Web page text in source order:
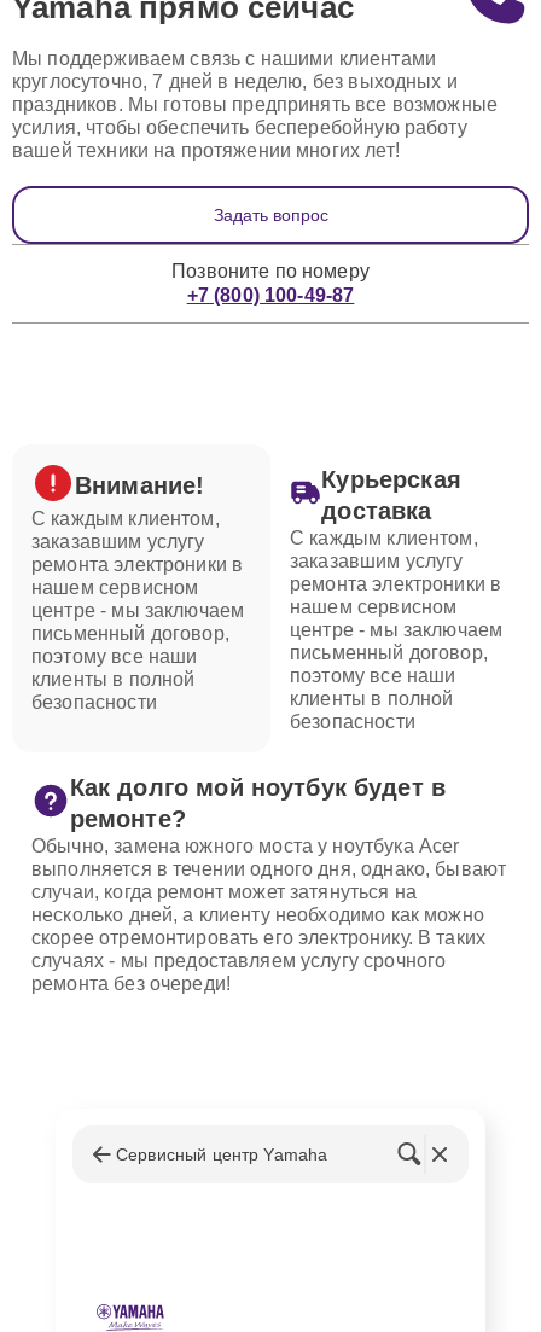
Yamaha прямо сейчас
Мы поддерживаем связь с нашими клиентами
круглосуточно, 7 дней в неделю, без выходных и
праздников. Мы готовы предпринять все возможные
усилия, чтобы обеспечить бесперебойную работу
вашей техники на протяжении многих лет!
Задать вопрос
Позвоните по номеру
+7 (800) 100-49-87
Внимание!
С каждым клиентом,
заказавшим услугу
ремонта электроники в
нашем сервисном
центре - мы заключаем
письменный договор,
поэтому все наши
клиенты в полной
безопасности
Курьерская
доставка
С каждым клиентом,
заказавшим услугу
ремонта электроники в
нашем сервисном
центре - мы заключаем
письменный договор,
поэтому все наши
клиенты в полной
безопасности
Как долго мой ноутбук будет в
ремонте?
Обычно, замена южного моста у ноутбука Acer
выполняется в течении одного дня, однако, бывают
случаи, когда ремонт может затянуться на
несколько дней, а клиенту необходимо как можно
скорее отремонтировать его электронику. В таких
случаях - мы предоставляем услугу срочного
ремонта без очереди!
Сервисный центр Yamaha